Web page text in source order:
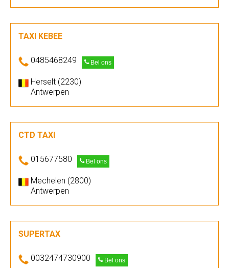
TAXI KEBEE
0485468249 Bel ons
Herselt (2230)
Antwerpen
CTD TAXI
015677580 Bel ons
Mechelen (2800)
Antwerpen
SUPERTAX
0032474730900 Bel ons